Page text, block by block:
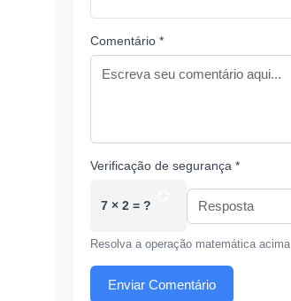
Comentário *
Verificação de segurança *
7 × 2 = ?
Resolva a operação matemática acima
Enviar Comentário